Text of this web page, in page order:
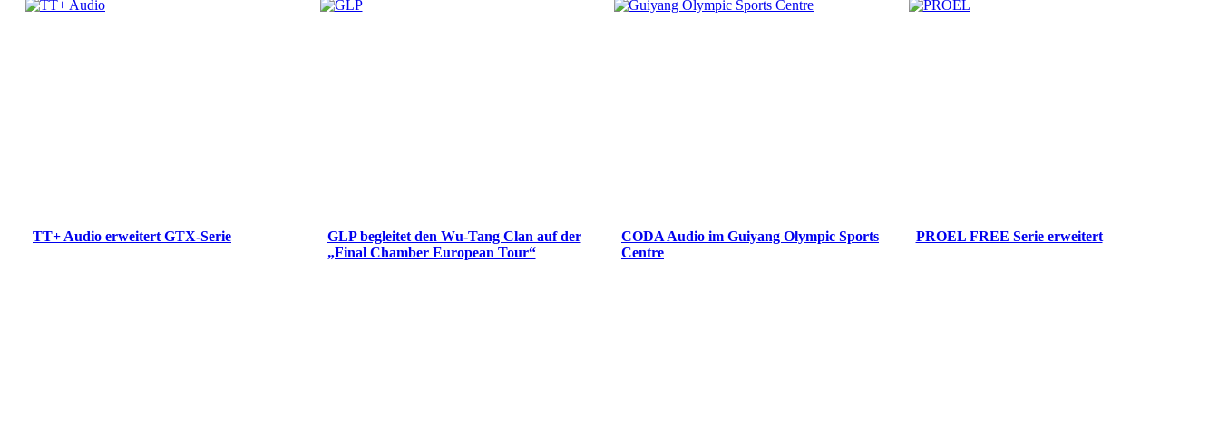
TT+ Audio erweitert GTX-Serie
GLP begleitet den Wu-Tang Clan auf der
„Final Chamber European Tour“
CODA Audio im Guiyang Olympic Sports
Centre
PROEL FREE Serie erweitert